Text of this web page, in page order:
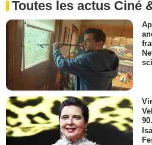
Toutes les actus Ciné